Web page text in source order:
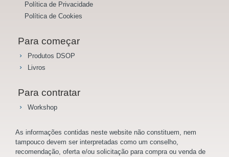
Política de Privacidade
Política de Cookies
Para começar
Produtos DSOP
Livros
Para contratar
Workshop
As informações contidas neste website não constituem, nem
tampouco devem ser interpretadas como um conselho,
recomendação, oferta e/ou solicitação para compra ou venda de